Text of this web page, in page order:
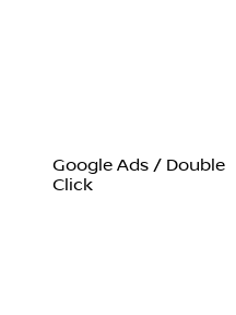
Google Ads / Double
Click